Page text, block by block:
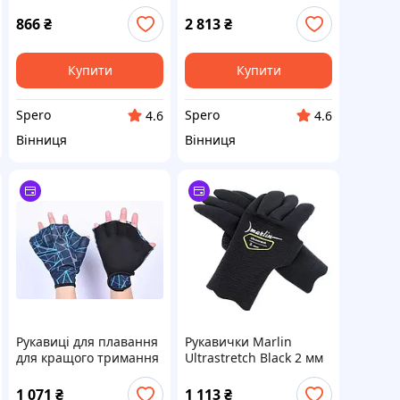
неопрен, камуфляж
Woodland, розмір M (8-
9)
866₴
Купити
Spero
4.6
Вінниця
Неопрен XS-S Лонгслив
2 813₴
Купити
Spero
4.6
Вінниця
Рукавиці для плавання
для кращого тримання
1 071 ₴
Рукавички Marlin
Ultrastretch Black 2 мм
1 113₴